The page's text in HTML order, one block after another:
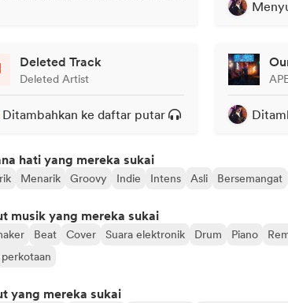
Deleted Track
Deleted Artist
Ditambahkan ke daftar putar
hati yang mereka sukai
Menarik Groovy Indie Intens Asli Bersemangat
musik yang mereka sukai
Beat Cover Suara elektronik Drum Piano
perkotaan
yang mereka sukai